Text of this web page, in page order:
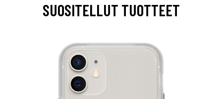
SUOSITELLUT TUOTTEET